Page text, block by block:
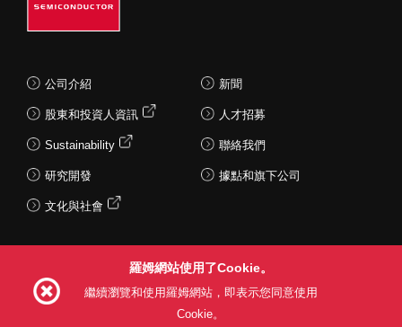
公司介紹
股東和投資人資訊
Sustainability
研究開發
文化與社會
新聞
人才招募
聯絡我們
據點和旗下公司
羅姆網站使用了Cookie。
繼續瀏覽和使用羅姆網站，即表示您同意使用
Cookie。